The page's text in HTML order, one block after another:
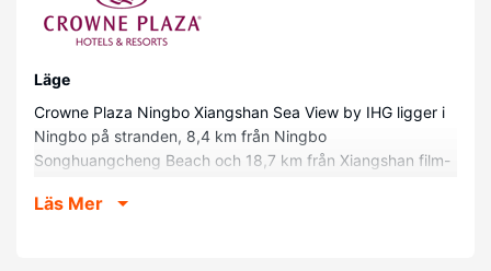
Läge
Crowne Plaza Ningbo Xiangshan Sea View by IHG ligger i
Ningbo på stranden, 8,4 km från Ningbo
Songhuangcheng Beach och 18,7 km från Xiangshan film-
Allahs hav och 30,6 km från Parque forestal.
Läs Mer